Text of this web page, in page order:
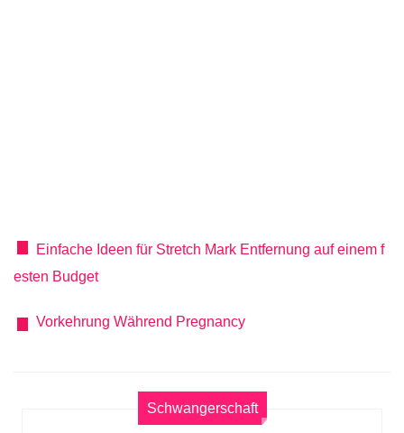
Einfache Ideen für Stretch Mark Entfernung auf einem f
esten Budget
Vorkehrung Während Pregnancy
Schwangerschaft